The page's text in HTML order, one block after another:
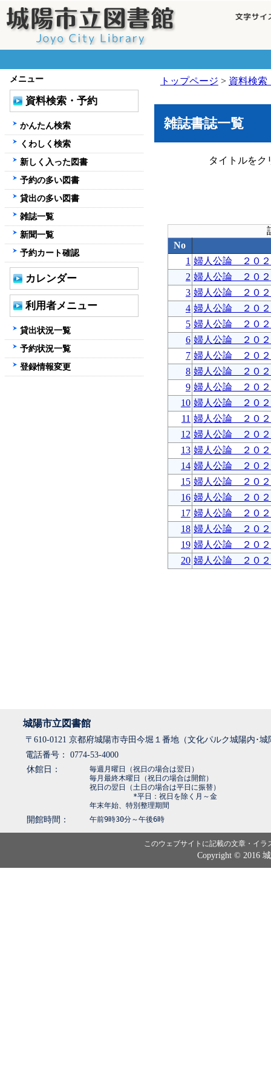
トップページ > 資料検索
雑誌書誌一覧
タイトルをク
No
1 婦人公論 ２０２
2 婦人公論 ２０２
3 婦人公論 ２０２
4 婦人公論 ２０２
5 婦人公論 ２０２
6 婦人公論 ２０２
7 婦人公論 ２０２
8 婦人公論 ２０２
9 婦人公論 ２０２
10 婦人公論 ２０２
11 婦人公論 ２０２
12 婦人公論 ２０２
13 婦人公論 ２０２
14 婦人公論 ２０２
15 婦人公論 ２０２
16 婦人公論 ２０２
17 婦人公論 ２０２
18 婦人公論 ２０２
19 婦人公論 ２０２
20 婦人公論 ２０２
メニュー
資料検索・予約
かんたん検索
くわしく検索
新しく入った図書
予約の多い図書
貸出の多い図書
雑誌一覧
新聞一覧
予約カート確認
カレンダー
利用者メニュー
貸出状況一覧
予約状況一覧
登録情報変更
城陽市立図書館
〒610-0121 京都府城陽市寺田今堀１番地（文化パルク城陽内･
電話番号： 0774-53-4000
休館日：
毎週月曜日（祝日の場合は翌日）
毎月最終木曜日（祝日の場合は開館）
祝日の翌日（土日の場合は平日に振替）
*平日：祝日を除く月～金
年末年始、特別整理期間
開館時間： 午前9時30分～午後6時
このウェブサイトに記載の文章・イ
Copyright © 2016